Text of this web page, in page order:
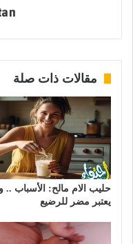
مقالات ذات صلة
حليب الام مالح: الأسباب ..
يعتبر مضر للرضيع